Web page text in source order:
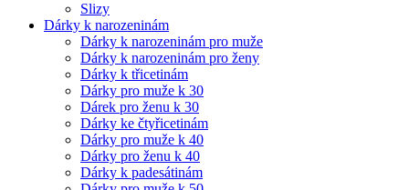
Slizy
Dárky k narozeninám
Dárky k narozeninám pro muže
Dárky k narozeninám pro ženy
Dárky k třicetinám
Dárky pro muže k 30
Dárek pro ženu k 30
Dárky ke čtyřicetinám
Dárky pro muže k 40
Dárky pro ženu k 40
Dárky k padesátinám